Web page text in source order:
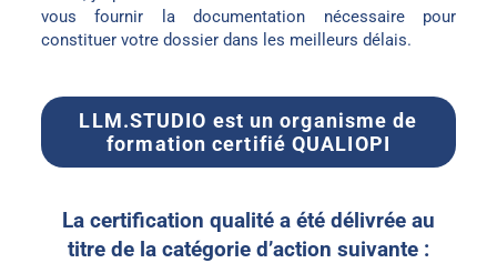
vous fournir la documentation nécessaire pour
constituer votre dossier dans les meilleurs délais.
LLM.STUDIO est un organisme de
formation certifié QUALIOPI
La certification qualité a été délivrée au
titre de la catégorie d’action suivante :